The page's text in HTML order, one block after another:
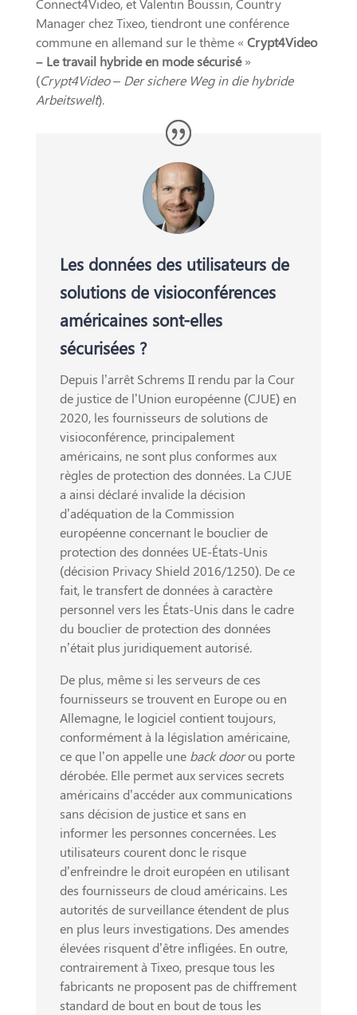
Connect4Video, et Valentin Boussin, Country
Manager chez Tixeo, tiendront une conférence
commune en allemand sur le thème « Crypt4Video
– Le travail hybride en mode sécurisé»
(Crypt4Video – Der sichere Weg in die hybride
Arbeitswelt).
Les données des utilisateurs de
solutions de visioconférences
américaines sont-elles
sécurisées ?
Depuis l’arrêt Schrems II rendu par la Cour
de justice de l’Union européenne (CJUE) en
2020, les fournisseurs de solutions de
visioconférence, principalement
américains, ne sont plus conformes aux
règles de protection des données. La CJUE
a ainsi déclaré invalide la décision
d’adéquation de la Commission
européenne concernant le bouclier de
protection des données UE-États-Unis
(décision Privacy Shield 2016/1250). De ce
fait, le transfert de données à caractère
personnel vers les États-Unis dans le cadre
du bouclier de protection des données
n’était plus juridiquement autorisé.
De plus, même si les serveurs de ces
fournisseurs se trouvent en Europe ou en
Allemagne, le logiciel contient toujours,
conformément à la législation américaine,
ce que l’on appelle une back doorou porte
dérobée. Elle permet aux services secrets
américains d’accéder aux communications
sans décision de justice et sans en
informer les personnes concernées. Les
utilisateurs courent donc le risque
d’enfreindre le droit européen en utilisant
des fournisseurs de cloud américains. Les
autorités de surveillance étendent de plus
en plus leurs investigations. Des amendes
élevées risquent d’être infligées. En outre,
contrairement à Tixeo, presque tous les
fabricants ne proposent pas de chiffrement
standard de bout en bout de tous les